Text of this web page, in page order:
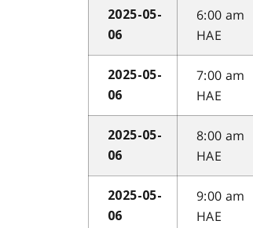
2025-05-
06
6:00 am
HAE
2025-05-
06
7:00 am
HAE
2025-05-
06
8:00 am
HAE
2025-05-
06
9:00 am
HAE